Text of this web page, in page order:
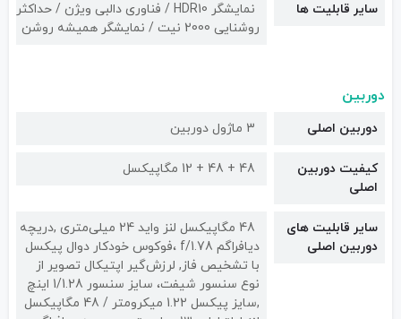
سایر قابلیت ها
نمایشگر HDR10 / فناوری دالبی ویژن / حداکثر
روشنایی 2000 نیت / نمایشگر همیشه روشن
دوربین
دوربین اصلی 3 ماژول دوربین
کیفیت دوربین‌
اصلی
48 + 48 + 12 مگاپیکسل
سایر قابلیت های
دوربین اصلی
48 مگاپیکسل لنز واید 24 میلی‌متری ,دریچه
دیافراگم f/1.78 ،فوکوس خودکار دوال پیکسل
با تشخیص فاز, لرزش‌گیر اپتیکال تصویر از
نوع سنسور شیفت، سایز سنسور 1/1.28 اینچ
,سایز پیکسل 1.22 میکرومتر / 48 مگاپیکسل